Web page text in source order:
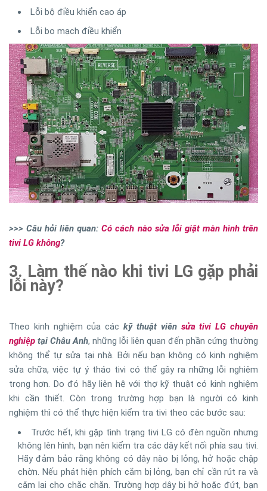
Lỗi bộ điều khiển cao áp
Lỗi bo mạch điều khiển
>>> Câu hỏi liên quan:Có cách nào sửa lỗi giật màn hình trên
tivi LG không?
3. Làm thế nào khi tivi LG gặp phải
lỗi này?
Theo kinh nghiệm của cáckỹ thuật viên sửa tivi LG chuyên
nghiệp tại Châu Anh, những lỗi liên quan đến phần cứng thường
không thể tự sửa tại nhà. Bởi nếu bạn không có kinh nghiệm
sửa chữa, việc tự ý tháo tivi có thể gây ra những lỗi nghiêm
trọng hơn. Do đó hãy liên hệ với thợ kỹ thuật có kinh nghiệm
khi cần thiết. Còn trong trường hợp bạn là người có kinh
nghiệm thì có thể thực hiện kiểm tra tivi theo các bước sau:
Trước hết, khi gặp tình trạng tivi LG có đèn nguồn nhưng
không lên hình, bạn nên kiểm tra các dây kết nối phía sau tivi.
Hãy đảm bảo rằng không có dây nào bị lỏng, hở hoặc chập
chờn. Nếu phát hiện phích cắm bị lỏng, bạn chỉ cần rút ra và
cắm lại cho chắc chắn. Trường hợp dây bị hở hoặc đứt, bạn